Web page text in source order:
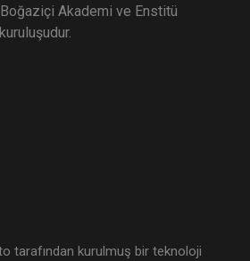
Akademi ve Enstitü
tarafından kurulmuş bir teknoloji